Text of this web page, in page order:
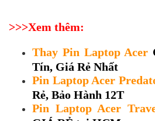
>>>Xem thêm:
Thay Pin Laptop Acer
Tín, Giá Rẻ Nhất
Pin Laptop Acer
Rẻ, Bảo Hành 12T
Pin Laptop Acer